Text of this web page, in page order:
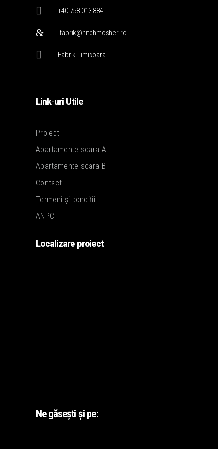
+40 758 013 884
fabrik@hitchmosher.ro
Fabrik Timisoara
Link-uri Utile
Proiect
Apartamente scara A
Apartamente scara B
Contact
Termeni și condiții
ANPC
Localizare proiect
Ne găsești și pe: